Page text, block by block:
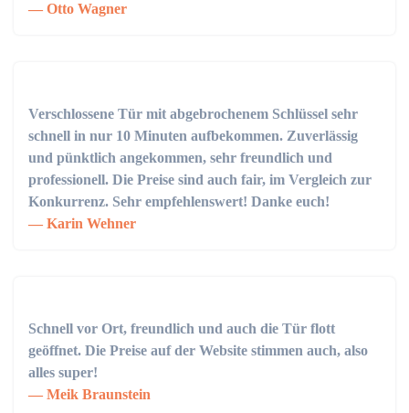
Otto Wagner
Verschlossene Tür mit abgebrochenem Schlüssel sehr
schnell in nur 10 Minuten aufbekommen. Zuverlässig
und pünktlich angekommen, sehr freundlich und
professionell. Die Preise sind auch fair, im Vergleich zur
Konkurrenz. Sehr empfehlenswert! Danke euch!
Karin Wehner
Schnell vor Ort, freundlich und auch die Tür flott
geöffnet. Die Preise auf der Website stimmen auch, also
alles super!
Meik Braunstein